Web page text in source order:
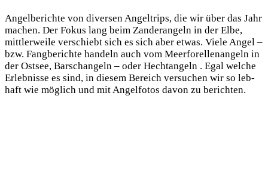
Angel­be­rich­te von diver­sen Angel­trips, die wir über das Jahr
machen. Der Fokus lang beim Zan­der­an­geln in der Elbe,
mitt­ler­wei­le ver­schiebt sich es sich aber etwas. Vie­le Angel –
bzw. Fang­be­rich­te han­deln auch vom Meer­fo­rel­len­an­geln in
der Ost­see, Barsch­an­geln – oder Hecht­an­geln . Egal wel­che
Erleb­nis­se es sind, in die­sem Bereich ver­su­chen wir so leb­
haft wie mög­lich und mit Angel­fo­tos davon zu berichten.